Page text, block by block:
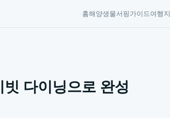
홈해양생물서핑가이드여행지
다이닝으로 완성